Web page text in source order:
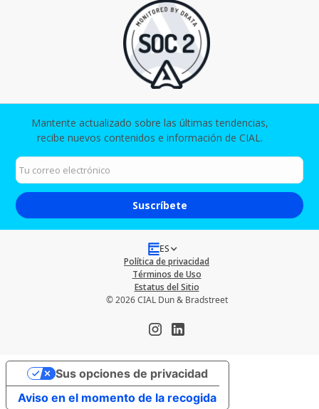
Mantente actualizado sobre las últimas tendencias,
recibe nuevos contenidos e información de CIAL.​
ES
© 2026 CIAL Dun & Bradstreet
Política de privacidad
Términos de Uso
Estatus del Sitio
Aviso en el momento de la recogida
Sus opciones de privacidad